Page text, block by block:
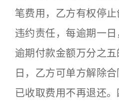
笔费用，乙方有权停
违约责任，每逾期一
逾期付款金额万分之
日，乙方可单方解除合
已收取费用不再退还